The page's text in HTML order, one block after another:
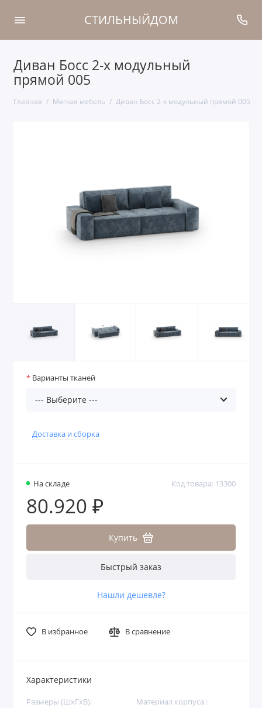
СТИЛЬНЫЙДОМ
Диван Босс 2-х модульный
прямой 005
Главная Мягкая мебель Диван Босс 2-х модульный прямой 005
На складе Код товара: 13300
80.920 ₽
Купить
Быстрый заказ
Нашли дешевле?
В избранное В сравнение
Варианты тканей
Доставка и сборка
Характеристики
Размеры (ШхГхВ): Материал корпуса :